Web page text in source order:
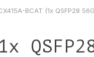
BCAT (1x QSFP28